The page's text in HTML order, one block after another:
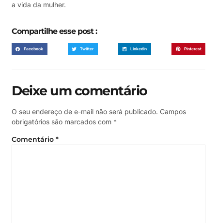
a vida da mulher.
Compartilhe esse post :
Facebook Twitter LinkedIn Pinterest
Deixe um comentário
O seu endereço de e-mail não será publicado. Campos
obrigatórios são marcados com *
Comentário *